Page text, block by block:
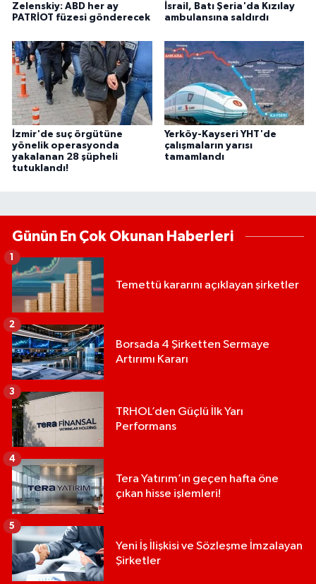
Zelenskiy: ABD her ay
PATRİOT füzesi gönderecek
İsrail, Batı Şeria'da Kızılay
ambulansına saldırdı
İzmir'de suç örgütüne
yönelik operasyonda
yakalanan 28 şüpheli
tutuklandı!
Yerköy-Kayseri YHT'de
çalışmaların yarısı
tamamlandı
Günün En Çok Okunan Haberleri
Temettü kararını açıklayan şirketler
1
Borsada 4 Şirketten Sermaye
Artırımı Kararı
2
TRHOL’den Güçlü İlk Yarı
Performans
3
Tera Yatırım’ın geçen hafta öne
çıkan hisse işlemleri!
4
Yeni İş İlişkisi ve Sözleşme İmzalayan
Şirketler
5